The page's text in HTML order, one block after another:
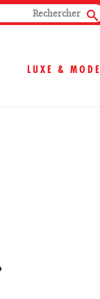
LUXE & MODE